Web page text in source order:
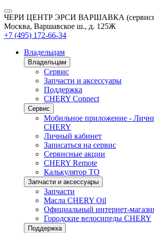
ЧЕРИ ЦЕНТР ЭРСИ ВАРШАВКА
Москва, Варшавское ш., д. 125Ж
+7 (495) 172-66-34
Владельцам
Владельцам
Сервис
Запчасти и аксессуары
Поддержка
CHERY Connect
Сервис
Мобильное приложение -
CHERY
Личный кабинет
Записаться на сервис
Сервисные акции
CHERY Remote
Калькулятор ТО
Запчасти и аксессуары
Запчасти
Масла CHERY Oil
Официальный интернет-
Городские велосипеды CHERY
Поддержка